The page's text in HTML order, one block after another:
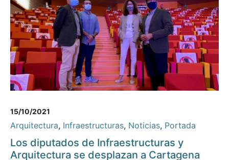
15/10/2021
Arquitectura, Infraestructuras, Noticias, Portada
Los diputados de Infraestructuras y
Arquitectura se desplazan a Cartagena